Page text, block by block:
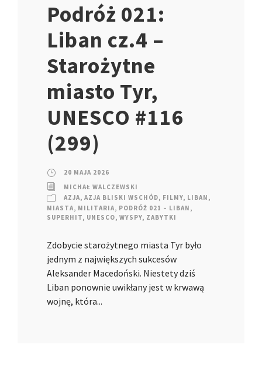
Podróż 021:
Liban cz.4 –
Starożytne
miasto Tyr,
UNESCO #116
(299)
20 MAJA 2026
MICHAŁ WALCZEWSKI
AZJA, AZJA BLISKI WSCHÓD, FILMY, LIBAN ,
MIASTA, MILITARIA, PODRÓŻ 021 – LIBAN ,
SUPERHIT, UNESCO, WYSPY, ZABYTKI
Zdobycie starożytnego miasta Tyr było
jednym z największych sukcesów
Aleksander Macedoński. Niestety dziś
Liban ponownie uwikłany jest w krwawą
wojnę, która...